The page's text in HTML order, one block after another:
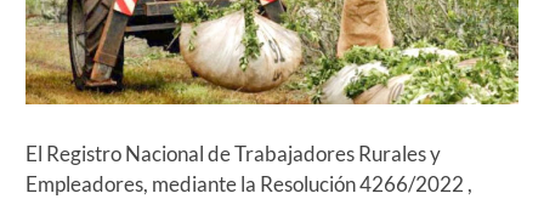
El Registro Nacional de Trabajadores Rurales y
Empleadores, mediante la Resolución 4266/2022 ,